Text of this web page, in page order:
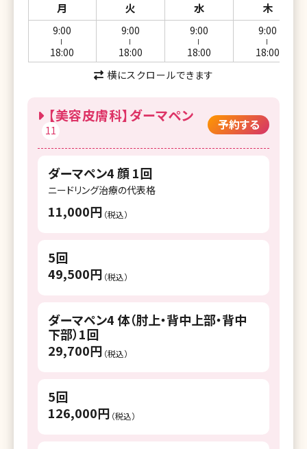
月
火 水 木
9:00
18:00
9:00
18:00
9:00
18:00
9:00
18:00
横にスクロールできます
【美容皮膚科】ダーマペン
11 予約する
ダーマペン4 顔 1回
ニードリング治療の代表格
11,000円 （税込）
5回
49,500円 （税込）
ダーマペン4 体（肘上・背中上部・背中
下部）1回
29,700円 （税込）
5回
126,000円 （税込）